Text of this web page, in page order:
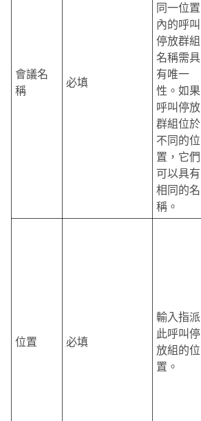
會議名
稱
必填
同一位置
內的呼叫
停放群組
名稱需具
有唯一
性。如果
呼叫停放
群組位於
不同的位
置，它們
可以具有
相同的名
稱。
位置 必填
輸入指派
此呼叫停
放組的位
置。